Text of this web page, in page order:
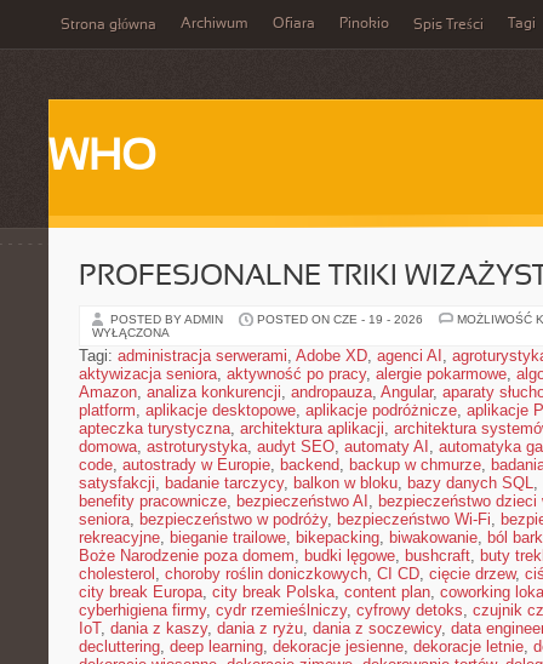
Strona główna Archiwum Ofiara Pinokio Spis Treści Tagi
WHO
PROFESJONALNE TRIKI
POSTED BY ADMIN POSTED ON CZE - 19 - 2026
MOŻLIWOŚĆ
WYŁĄCZONA
Tagi: administracja serwerami, Adobe XD, agenci AI ,
aktywizacja seniora, aktywność po pracy, alergie pokarmowe,
Amazon, analiza konkurencji, andropauza, Angular, aparaty
platform, aplikacje desktopowe, aplikacje podróżnicze, aplikacje
apteczka turystyczna, architektura aplikacji, architektura
domowa, astroturystyka, audyt SEO, automaty AI , automatyka
code, autostrady w Europie, backend, backup w chmurze,
satysfakcji, badanie tarczycy, balkon w bloku, bazy danych SQL,
benefity pracownicze, bezpieczeństwo AI , bezpieczeństwo dzieci
seniora, bezpieczeństwo w podróży, bezpieczeństwo Wi-Fi,
rekreacyjne, bieganie trailowe, bikepacking, biwakowanie, ból
Boże Narodzenie poza domem, budki lęgowe, bushcraft, buty
cholesterol , choroby roślin doniczkowych, CI CD, cięcie drzew,
city break Europa, city break Polska, content plan, coworking
cyberhigiena firmy, cydr rzemieślniczy, cyfrowy detoks, czujnik
IoT, dania z kaszy, dania z ryżu, dania z soczewicy, data
decluttering, deep learning, dekoracje jesienne, dekoracje letnie,